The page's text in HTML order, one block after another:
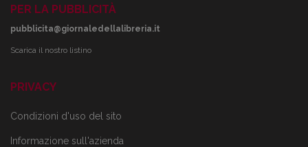
PER LA PUBBLICITÀ
pubblicita@giornaledellalibreria.it
Scarica il nostro listino
PRIVACY
Condizioni d'uso del sito
Informazione sull'azienda